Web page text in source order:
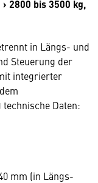
2800 bis 3500 kg,
in Längs- und
Steuerung der
integrierter
Daten:
mm (in Längs-